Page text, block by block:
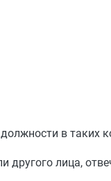
в таких
лица,